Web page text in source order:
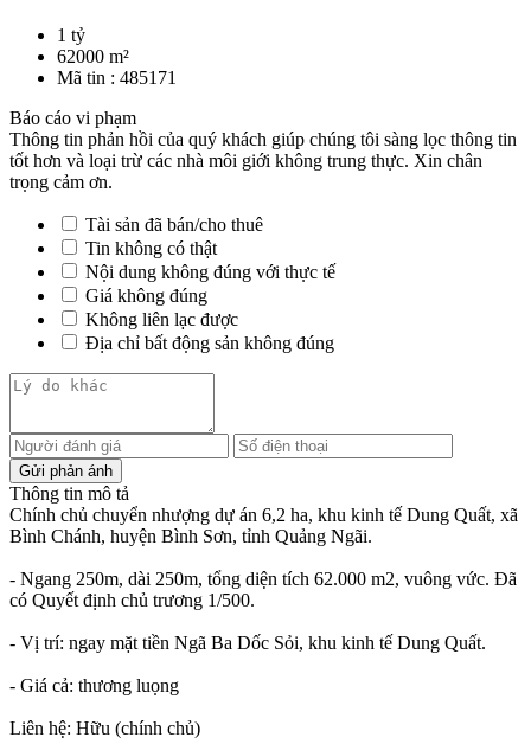
1 tỷ
62000 m²
Mã tin : 485171
Báo cáo vi phạm
Thông tin phản hồi của quý khách giúp chúng tôi sàng lọc thông tin
tốt hơn và loại trừ các nhà môi giới không trung thực. Xin chân
trọng cảm ơn.
Tài sản đã bán/cho thuê
Tin không có thật
Nội dung không đúng với thực tế
Giá không đúng
Không liên lạc được
Địa chỉ bất động sản không đúng
Thông tin mô tả
Chính chủ chuyển nhượng dự án 6,2 ha, khu kinh tế Dung Quất, xã
Bình Chánh, huyện Bình Sơn, tỉnh Quảng Ngãi.
- Ngang 250m, dài 250m, tổng diện tích 62.000 m2, vuông vức. Đã
có Quyết định chủ trương 1/500.
- Vị trí: ngay mặt tiền Ngã Ba Dốc Sỏi, khu kinh tế Dung Quất.
- Giá cả: thương luọng
Liên hệ: Hữu (chính chủ)